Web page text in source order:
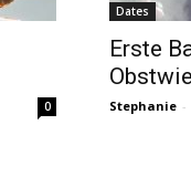
0
Dates
Erste
Stephanie -